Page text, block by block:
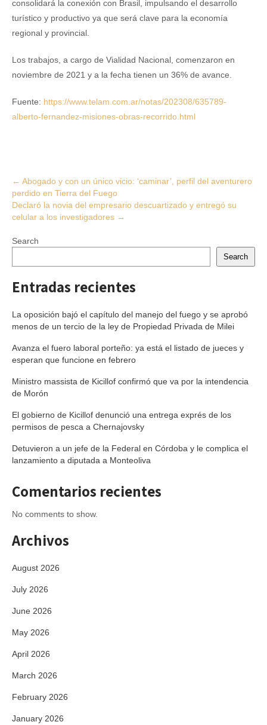
consolidará la conexión con Brasil, impulsando el desarrollo
turístico y productivo ya que será clave para la economía
regional y provincial.
Los trabajos, a cargo de Vialidad Nacional, comenzaron en
noviembre de 2021 y a la fecha tienen un 36% de avance.
Fuente: https://www.telam.com.ar/notas/202308/635789-
alberto-fernandez-misiones-obras-recorrido.html
Post
navigation
← Abogado y con un único vicio: ‘caminar’, perfil del aventurero
perdido en Tierra del Fuego
Declaró la novia del empresario descuartizado y entregó su
celular a los investigadores →
Search
Search
Entradas recientes
La oposición bajó el capítulo del manejo del fuego y se aprobó
menos de un tercio de la ley de Propiedad Privada de Milei
Avanza el fuero laboral porteño: ya está el listado de jueces y
esperan que funcione en febrero
Ministro massista de Kicillof confirmó que va por la intendencia
de Morón
El gobierno de Kicillof denunció una entrega exprés de los
permisos de pesca a Chernajovsky
Detuvieron a un jefe de la Federal en Córdoba y le complica el
lanzamiento a diputada a Monteoliva
Comentarios recientes
No comments to show.
Archivos
August 2026
July 2026
June 2026
May 2026
April 2026
March 2026
February 2026
January 2026